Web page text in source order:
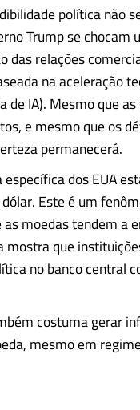
política não
Trump se
das relações
na aceleração
IA). Mesmo que
e mesmo que os
permanecerá.
dos EUA
Este é um
moedas tendem a
que
no banco central
costuma gerar
mesmo em